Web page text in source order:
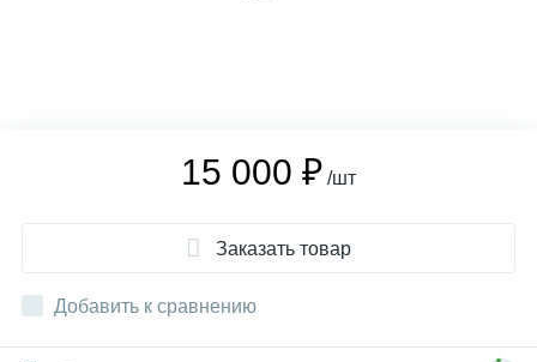
15 000 ₽ /шт
Заказать товар
Добавить к сравнению